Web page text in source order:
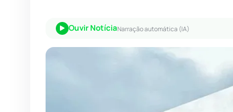
Ouvir NotíciaNarração automática (IA)